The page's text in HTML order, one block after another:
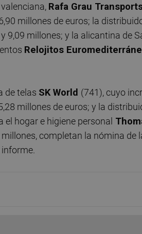
Rafa Grau
millones de euros; la
9,09 millones; y la alicantina de
Relojitos
de telas SK World (741), cuyo
millones de euros; y la
hogar e higiene personal
millones, completan la nómina